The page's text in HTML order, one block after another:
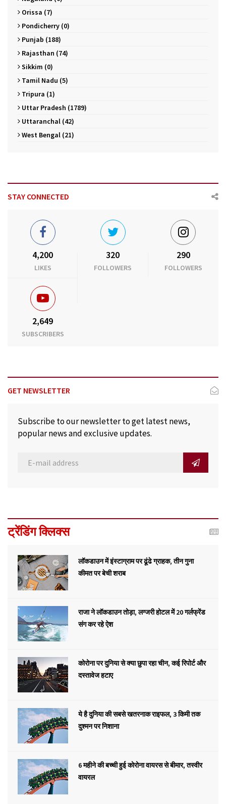
Orissa (7)
Pondicherry (0)
Punjab (188)
Rajasthan (74)
Sikkim (0)
Tamil Nadu (5)
Tripura (1)
Uttar Pradesh (1789)
Uttaranchal (42)
West Bengal (21)
STAY CONNECTED
4,200
LIKES
320
FOLLOWERS
290
FOLLOWERS
2,649
SUBSCRIBERS
GET NEWSLETTER
Subscribe to our newsletter to get latest news,
popular news and exclusive updates.
ट्रेंडिंग क्लिक्स
लॉकडाउन में इंस्टाग्राम पर ढूंढे ग्राहक, तीन गुना
कीमत पर बेची शराब
राजा ने लॉकडाउन तोड़ा, लग्जरी होटल में 20 गर्लफ्रेंड
संग कर रहे ऐश
कोरोना पर दुनिया से क्या छुपा रहा चीन, कई रिपोर्ट और
दस्तावेज हटाए
ये है दुनिया की सबसे खतरनाक राइफल, 3 किमी तक
दुश्मन पर निशाना
6 महीने की बच्ची हुई कोरोना वायरस से बीमार, तस्वीर
वायरल